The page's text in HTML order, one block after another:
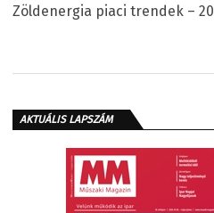
Zöldenergia piaci trendek –
AKTUÁLIS LAPSZÁM